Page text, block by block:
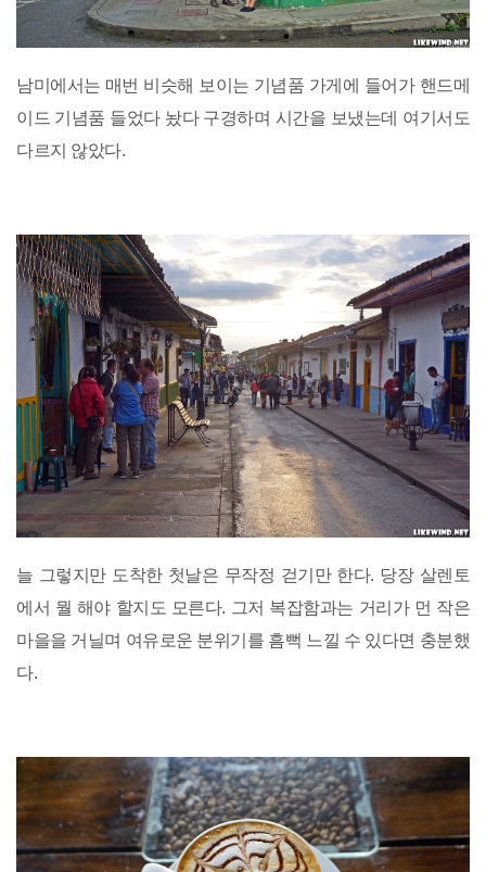
남미에서는 매번 비슷해 보이는 기념품 가게에 들어가 핸드메
이드 기념품 들었다 놨다 구경하며 시간을 보냈는데 여기서도
다르지 않았다.
늘 그렇지만 도착한 첫날은 무작정 걷기만 한다. 당장 살렌토
에서 뭘 해야 할지도 모른다. 그저 복잡함과는 거리가 먼 작은
마을을 거닐며 여유로운 분위기를 흠뻑 느낄 수 있다면 충분했
다.